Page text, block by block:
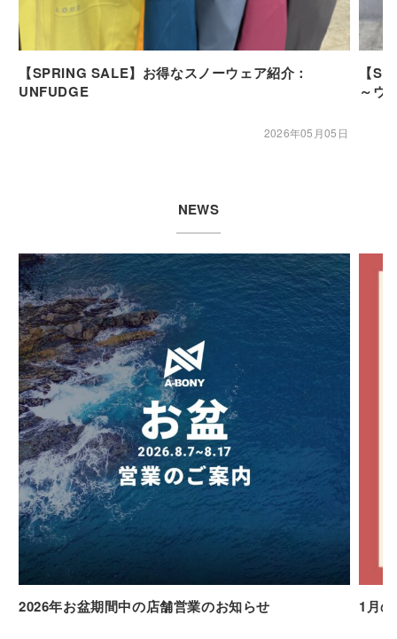
【SPRING SALE】お得なスノーウェア紹介：
UNFUDGE
2026年05月05日
【
～ウ
NEWS
2026年お盆期間中の店舗営業のお知らせ 1月